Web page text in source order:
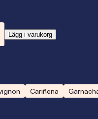
Lägg i varukorg
Cariñena